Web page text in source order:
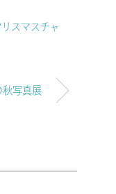
スマスチャ
秋写真展